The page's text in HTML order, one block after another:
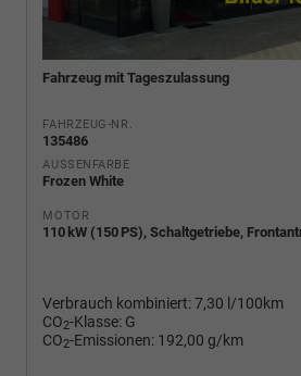
Fahrzeug mit Tageszulassung
FAHRZEUG-NR.
135486
AUSSENFARBE
Frozen White
MOTOR
110 kW (150 PS), Schaltgetriebe,
Verbrauch kombiniert:7,30 l/100km
CO2-Klasse: G
CO2-Emissionen: 192,00 g/km